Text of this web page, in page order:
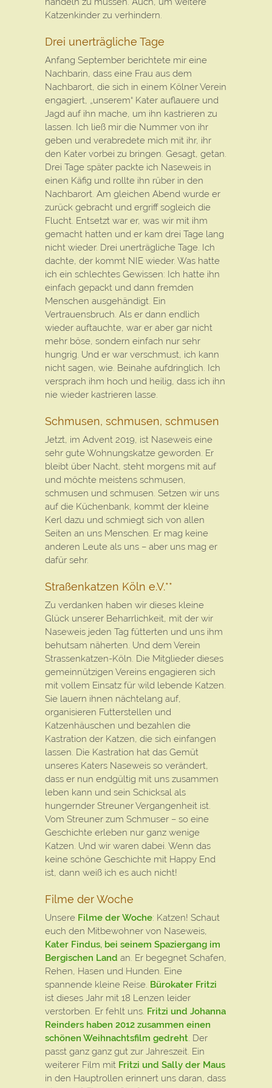
Katzenkinder zu verhindern.
Drei unerträgliche Tage
Anfang September berichtete mir eine
Nachbarin, dass eine Frau aus dem
Nachbarort, die sich in einem Kölner Verein
engagiert, „unserem“ Kater auflauere und
Jagd auf ihn mache, um ihn kastrieren zu
lassen. Ich ließ mir die Nummer von ihr
geben und verabredete mich mit ihr, ihr
den Kater vorbei zu bringen. Gesagt, getan.
Drei Tage später packte ich Naseweis in
einen Käfig und rollte ihn rüber in den
Nachbarort. Am gleichen Abend wurde er
zurück gebracht und ergriff sogleich die
Flucht. Entsetzt war er, was wir mit ihm
gemacht hatten und er kam drei Tage lang
nicht wieder. Drei unerträgliche Tage. Ich
dachte, der kommt NIE wieder. Was hatte
ich ein schlechtes Gewissen: Ich hatte ihn
einfach gepackt und dann fremden
Menschen ausgehändigt. Ein
Vertrauensbruch. Als er dann endlich
wieder auftauchte, war er aber gar nicht
mehr böse, sondern einfach nur sehr
hungrig. Und er war verschmust, ich kann
nicht sagen, wie. Beinahe aufdringlich. Ich
versprach ihm hoch und heilig, dass ich ihn
nie wieder kastrieren lasse.
Schmusen, schmusen, schmusen
Jetzt, im Advent 2019, ist Naseweis eine
sehr gute Wohnungskatze geworden. Er
bleibt über Nacht, steht morgens mit auf
und möchte meistens schmusen,
schmusen und schmusen. Setzen wir uns
auf die Küchenbank, kommt der kleine
Kerl dazu und schmiegt sich von allen
Seiten an uns Menschen. Er mag keine
anderen Leute als uns – aber uns mag er
dafür sehr.
Straßenkatzen Köln e.V.**
Zu verdanken haben wir dieses kleine
Glück unserer Beharrlichkeit, mit der wir
Naseweis jeden Tag fütterten und uns ihm
behutsam näherten. Und dem Verein
Strassenkatzen-Köln. Die Mitglieder dieses
gemeinnützigen Vereins engagieren sich
mit vollem Einsatz für wild lebende Katzen.
Sie lauern ihnen nächtelang auf,
organisieren Futterstellen und
Katzenhäuschen und bezahlen die
Kastration der Katzen, die sich einfangen
lassen. Die Kastration hat das Gemüt
unseres Katers Naseweis so verändert,
dass er nun endgültig mit uns zusammen
leben kann und sein Schicksal als
hungernder Streuner Vergangenheit ist.
Vom Streuner zum Schmuser – so eine
Geschichte erleben nur ganz wenige
Katzen. Und wir waren dabei. Wenn das
keine schöne Geschichte mit Happy End
ist, dann weiß ich es auch nicht!
Filme der Woche
Unsere Filme der Woche: Katzen! Schaut
euch den Mitbewohner von Naseweis,
Kater Findus, bei seinem Spaziergang im
Bergischen Land an. Er begegnet Schafen,
Rehen, Hasen und Hunden. Eine
spannende kleine Reise. Bürokater Fritzi
ist dieses Jahr mit 18 Lenzen leider
verstorben. Er fehlt uns. Fritzi und Johanna
Reinders haben 2012 zusammen einen
schönen Weihnachtsfilm gedreht. Der
passt ganz ganz gut zur Jahreszeit. Ein
weiterer Film mit Fritzi und Sally der Maus
in den Hauptrollen erinnert uns daran, dass